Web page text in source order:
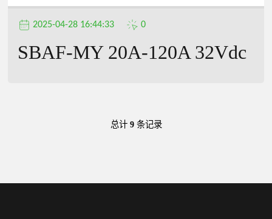
2025-04-28 16:44:33 0
SBAF-MY 20A-120A 32Vdc
总计 9条记录